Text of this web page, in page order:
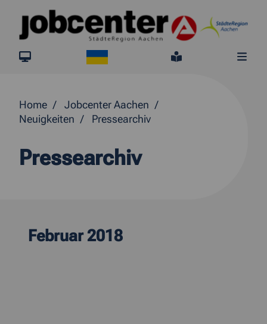
Springe direkt zum Inhalt
jobcenter.digital
Leichte
Home
Jobcenter Aachen
Neuigkeiten
Pressearchiv
Pressearchiv
Februar 2018